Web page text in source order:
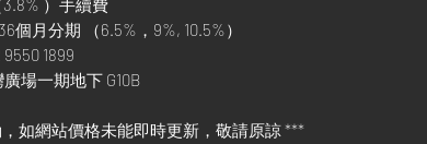
3.8% ）手續費
個月分期 （6.5%，9%, 10.5%）
1899
場一期地下 G10B
如網站價格未能即時更新，敬請原諒 ***